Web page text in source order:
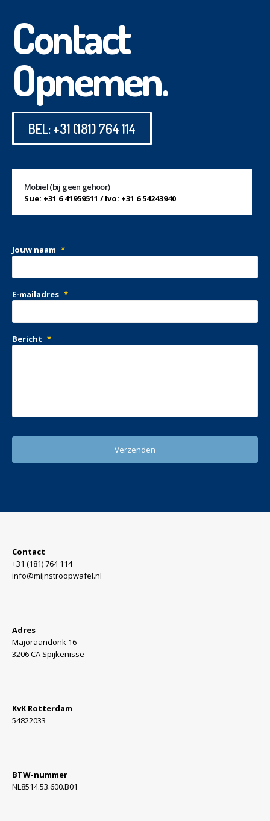
Contact
Opnemen.
BEL: +31 (181) 764 114
Mobiel (bij geen gehoor)
Sue: +31 6 41959511 / Ivo: +31 6 54243940
Jouw naam *
E-mailadres *
Bericht *
Contact
+31 (181) 764 114
info@mijnstroopwafel.nl
Adres
Majoraandonk 16
3206 CA Spijkenisse
KvK Rotterdam
54822033
BTW-nummer
NL8514.53.600.B01